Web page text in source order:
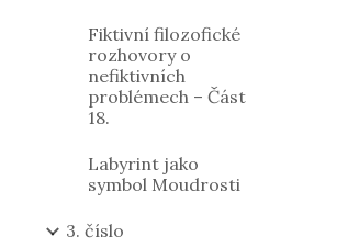
Fiktivní filozofické
rozhovory o
nefiktivních
problémech – Část
18.
Labyrint jako
symbol Moudrosti
3. číslo